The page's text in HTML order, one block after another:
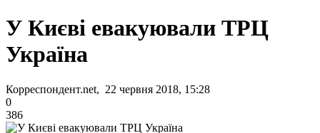
У Києві евакуювали ТРЦ
Україна
Корреспондент.net, 22 червня 2018, 15:28
0
386